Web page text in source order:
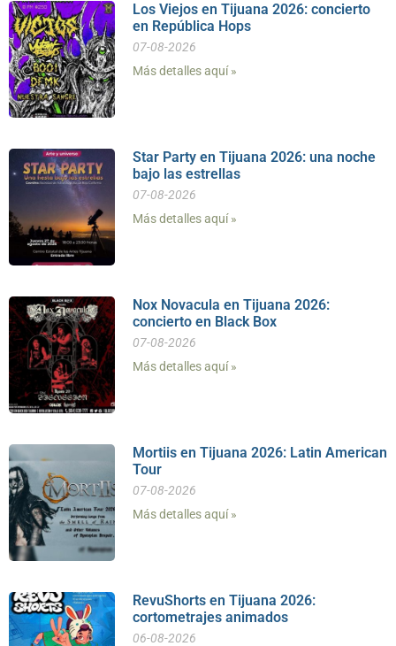
Los Viejos en Tijuana 2026: concierto
en República Hops
07-08-2026
Más detalles aquí »
Star Party en Tijuana 2026: una noche
bajo las estrellas
07-08-2026
Más detalles aquí »
Nox Novacula en Tijuana 2026:
concierto en Black Box
07-08-2026
Más detalles aquí »
Mortiis en Tijuana 2026: Latin American
Tour
07-08-2026
Más detalles aquí »
RevuShorts en Tijuana 2026:
cortometrajes animados
06-08-2026